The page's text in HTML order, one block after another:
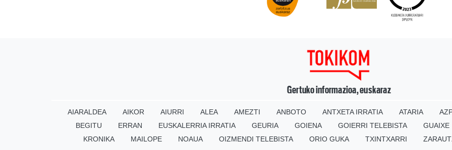
Gertuko informazioa, euskaraz
AIARALDEA AIKOR AIURRI ALEA AMEZTI ANBOTO ANTXETA IRRATIA ATARIA
BEGITU
ERRAN EUSKALERRIA IRRATIA GEURIA GOIENA GOIERRI TELEBISTA
GUAIXE
KRONIKA
MAILOPE NOAUA OIZMENDI TELEBISTA ORIO GUKA TXINTXARRI